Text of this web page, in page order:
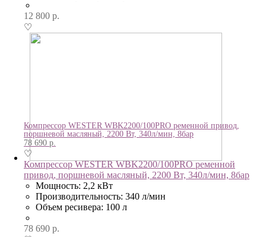
12 800 р.
♡
Компрессор WESTER WBK2200/100PRO ременной привод,
поршневой масляный, 2200 Вт, 340л/мин, 8бар
78 690 р.
♡
Компрессор WESTER WBK2200/100PRO ременной
привод, поршневой масляный, 2200 Вт, 340л/мин, 8бар
Мощность: 2,2 кВт
Производительность: 340 л/мин
Объем ресивера: 100 л
78 690 р.